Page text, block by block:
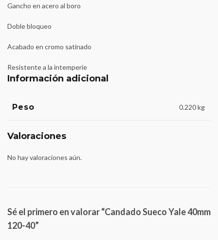
Gancho en acero al boro
Doble bloqueo
Acabado en cromo satinado
Resistente a la intemperie
Información adicional
Peso 0.220 kg
Valoraciones
No hay valoraciones aún.
Sé el primero en valorar “Candado Sueco Yale 40mm
120-40”